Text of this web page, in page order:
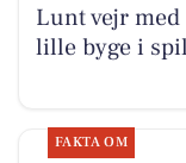
Lunt vejr med
lille byge i spil
FAKTA OM